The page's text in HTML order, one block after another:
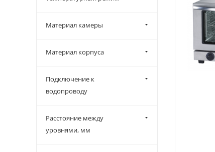
Материал камеры
Материал корпуса
Подключение к
водопроводу
Расстояние между
уровнями, мм